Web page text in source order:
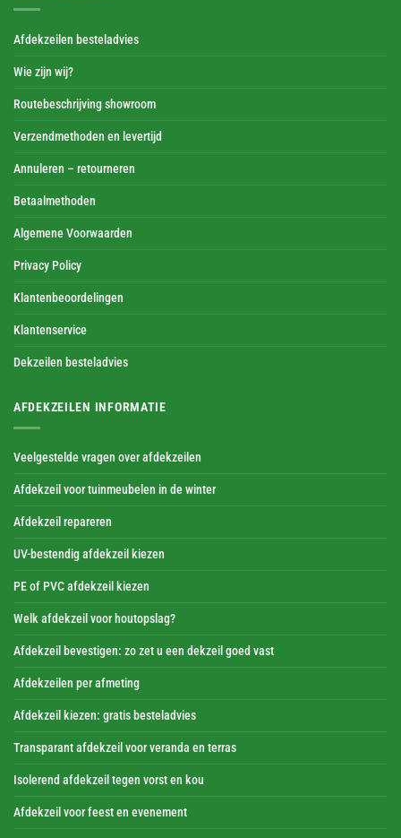
Afdekzeilen besteladvies
Wie zijn wij?
Routebeschrijving showroom
Verzendmethoden en levertijd
Annuleren – retourneren
Betaalmethoden
Algemene Voorwaarden
Privacy Policy
Klantenbeoordelingen
Klantenservice
Dekzeilen besteladvies
AFDEKZEILEN INFORMATIE
Veelgestelde vragen over afdekzeilen
Afdekzeil voor tuinmeubelen in de winter
Afdekzeil repareren
UV-bestendig afdekzeil kiezen
PE of PVC afdekzeil kiezen
Welk afdekzeil voor houtopslag?
Afdekzeil bevestigen: zo zet u een dekzeil goed vast
Afdekzeilen per afmeting
Afdekzeil kiezen: gratis besteladvies
Transparant afdekzeil voor veranda en terras
Isolerend afdekzeil tegen vorst en kou
Afdekzeil voor feest en evenement